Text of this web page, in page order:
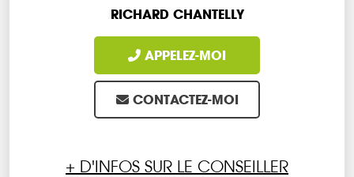
RICHARD CHANTELLY
APPELEZ-MOI
CONTACTEZ-MOI
+ D'INFOS SUR LE CONSEILLER